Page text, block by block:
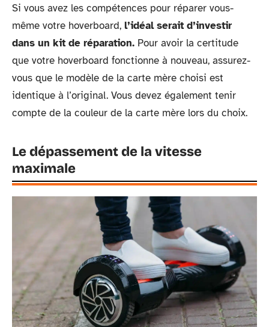
Si vous avez les compétences pour réparer vous-
même votre hoverboard, l’idéal serait d’investir
dans un kit de réparation. Pour avoir la certitude
que votre hoverboard fonctionne à nouveau, assurez-
vous que le modèle de la carte mère choisi est
identique à l’original. Vous devez également tenir
compte de la couleur de la carte mère lors du choix.
Le dépassement de la vitesse
maximale